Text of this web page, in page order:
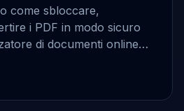
come sbloccare,
i PDF in modo sicuro
di documenti online
privati.